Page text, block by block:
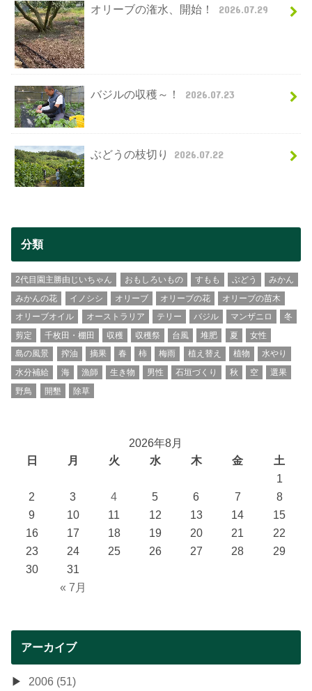
オリーブの潅水、開始！ 2026.07.29
バジルの収穫～！ 2026.07.23
ぶどうの枝切り 2026.07.22
分類
2代目園主勝由じいちゃん おもしろいもの すもも ぶどう
みかん
みかんの花
イノシシ オリーブ オリーブの花
オリーブの苗木
オリーブオイル
オーストラリア テリー バジル マンザニロ
冬
剪定
千枚田・棚田 収穫 収穫祭 台風 堆肥 夏
女性
島の風景
搾油 摘果 春 柿 梅雨 植え替え 植物
水やり
水分補給
海 漁師 生き物 男性 石垣づくり 秋 空
選果
野鳥
開墾 除草
2026年8月
日
月 火 水 木 金 土
« 7月
1
2
3 4 5 6 7
8
9
10 11 12 13 14
15
16
17 18 19 20 21
22
23
24 25 26 27 28
29
30
31
アーカイブ
2006 (51)